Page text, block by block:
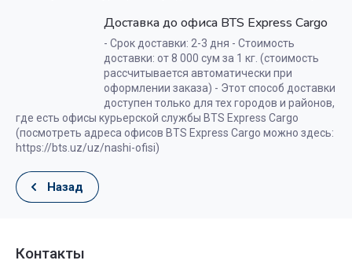
Доставка до офиса BTS Express Cargo
- Срок доставки: 2-3 дня - Стоимость
доставки: от 8 000 сум за 1 кг. (стоимость
рассчитывается автоматически при
оформлении заказа) - Этот способ доставки
доступен только для тех городов и районов,
где есть офисы курьерской службы BTS Express Cargo
(посмотреть адреса офисов BTS Express Cargo можно здесь:
https://bts.uz/uz/nashi-ofisi)
Назад
Контакты